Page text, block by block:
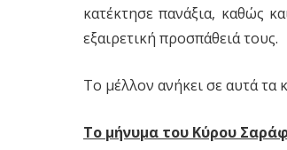
κατέκτησε πανάξια, καθώς
εξαιρετική προσπάθειά τους.
Το μέλλον ανήκει σε αυτά τα
Το μήνυμα του Κύρου